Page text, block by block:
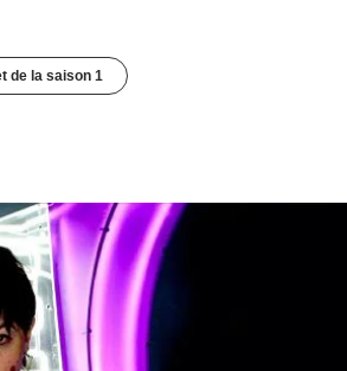
de la saison 1